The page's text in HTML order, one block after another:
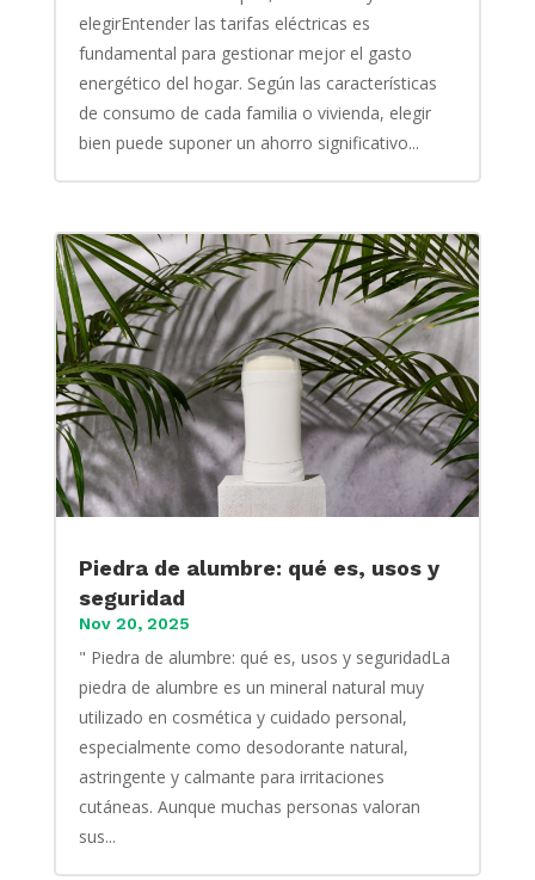
elegirEntender las tarifas eléctricas es
fundamental para gestionar mejor el gasto
energético del hogar. Según las características
de consumo de cada familia o vivienda, elegir
bien puede suponer un ahorro significativo...
Piedra de alumbre: qué es, usos y
seguridad
Nov 20, 2025
" Piedra de alumbre: qué es, usos y seguridadLa
piedra de alumbre es un mineral natural muy
utilizado en cosmética y cuidado personal,
especialmente como desodorante natural,
astringente y calmante para irritaciones
cutáneas. Aunque muchas personas valoran
sus...